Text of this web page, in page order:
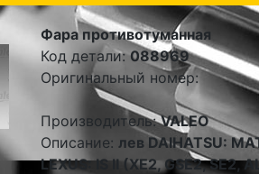
Фара противотуманная
Код детали:088969
Оригинальный номер:
Производитель:VALEO
Описание: лев DAIHATSU:
LEXUS: IS II (XE2, GSE2, SE2,